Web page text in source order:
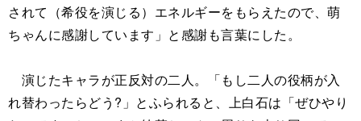
されて（希役を演じる）エネルギーをもらえたので、萌
ちゃんに感謝しています」と感謝も言葉にした。
演じたキャラが正反対の二人。「もし二人の役柄が入
れ替わったらどう?」とふられると、上白石は「ぜひやり